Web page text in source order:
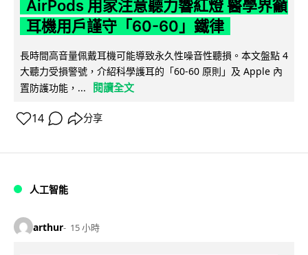
AirPods 用家注意聽力響紅燈 醫學界籲
耳機用戶謹守「60-60」鐵律
長時間高音量佩戴耳機可能導致永久性噪音性聽損。本文盤點 4
大聽力受損警號，介紹科學護耳的「60-60 原則」及 Apple 內
置防護功能，...
閱讀全文
14 分享
人工智能
arthur 15 小時